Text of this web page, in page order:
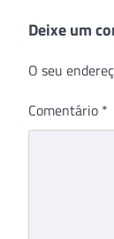
Deixe um
O seu
Comentário *